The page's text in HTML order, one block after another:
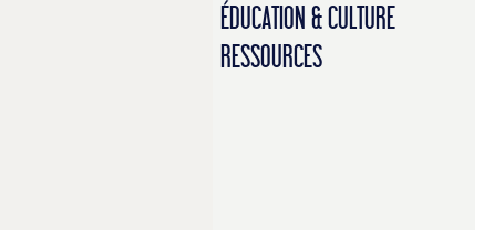
ÉDUCATION & CULTURE
RESSOURCES